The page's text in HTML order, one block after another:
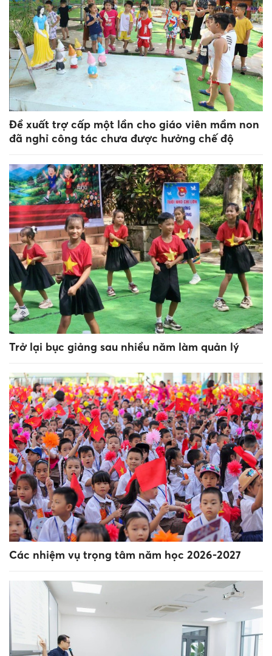
Đề xuất trợ cấp một lần cho giáo viên mầm non
đã nghỉ công tác chưa được hưởng chế độ
Trở lại bục giảng sau nhiều năm làm quản lý
Các nhiệm vụ trọng tâm năm học 2026-2027